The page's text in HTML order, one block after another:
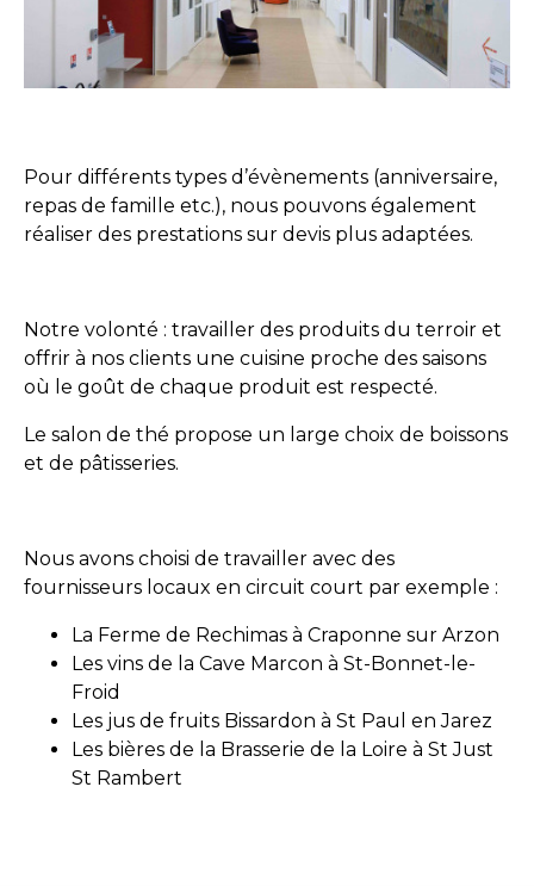
Pour différents types d’évènements (anniversaire,
repas de famille etc.), nous pouvons également
réaliser des prestations sur devis plus adaptées.
Notre volonté : travailler des produits du terroir et
offrir à nos clients une cuisine proche des saisons
où le goût de chaque produit est respecté.
Le salon de thé propose un large choix de boissons
et de pâtisseries.
Nous avons choisi de travailler avec des
fournisseurs locaux en circuit court par exemple :
La Ferme de Rechimas à Craponne sur Arzon
Les vins de la Cave Marcon à St-Bonnet-le-
Froid
Les jus de fruits Bissardon à St Paul en Jarez
Les bières de la Brasserie de la Loire à St Just
St Rambert